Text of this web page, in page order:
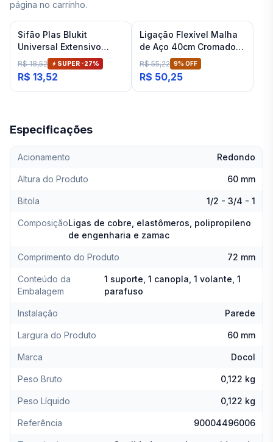
página no carrinho.
Sifão Plas Blukit
Universal Extensivo
Branco
R$ 18,52 SUPER -27%
R$ 13,52
Ligação Flexível Malha
de Aço 40cm Cromado
Deca
R$ 55,22 9% OFF
R$ 50,25
Especificações
Acionamento Redondo
Altura do Produto 60 mm
Bitola 1/2 - 3/4 - 1
ComposiçãoLigas de cobre, elastômeros, polipropileno
de engenharia e zamac
Comprimento do Produto 72 mm
Conteúdo da
Embalagem
1 suporte, 1 canopla, 1 volante, 1
parafuso
Instalação Parede
Largura do Produto 60 mm
Marca Docol
Peso Bruto 0,122 kg
Peso Líquido 0,122 kg
Referência 90004496006